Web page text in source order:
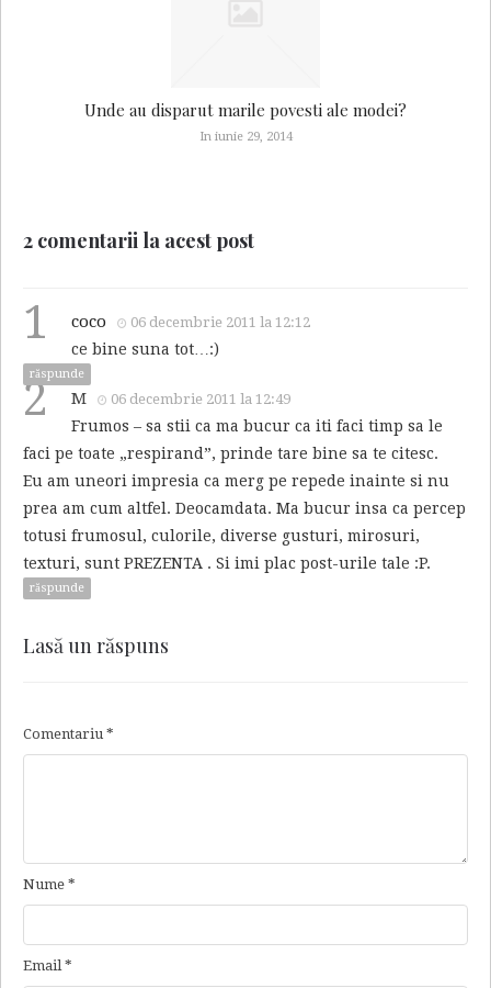
Unde au disparut marile povesti ale modei?
In iunie 29, 2014
2 comentarii la acest post
1 coco 06 decembrie 2011 la 12:12
ce bine suna tot…:)
răspunde
2 M 06 decembrie 2011 la 12:49
Frumos – sa stii ca ma bucur ca iti faci timp sa le
faci pe toate „respirand”, prinde tare bine sa te citesc.
Eu am uneori impresia ca merg pe repede inainte si nu
prea am cum altfel. Deocamdata. Ma bucur insa ca percep
totusi frumosul, culorile, diverse gusturi, mirosuri,
texturi, sunt PREZENTA . Si imi plac post-urile tale :P.
răspunde
Lasă un răspuns
Comentariu *
Nume *
Email*